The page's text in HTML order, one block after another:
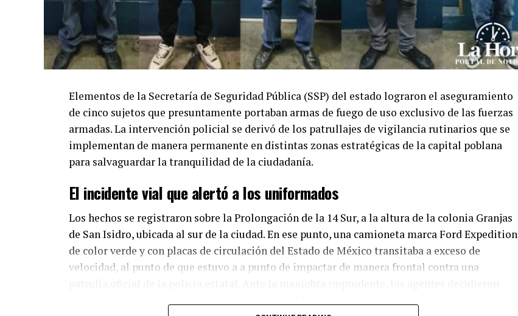
Elementos de la Secretaría de Seguridad Pública (SSP) del estado lograron el aseguramiento
de cinco sujetos que presuntamente portaban armas de fuego de uso exclusivo de las fuerzas
armadas. La intervención policial se derivó de los patrullajes de vigilancia rutinarios que se
implementan de manera permanente en distintas zonas estratégicas de la capital poblana
para salvaguardar la tranquilidad de la ciudadanía.
El incidente vial que alertó a los uniformados
Los hechos se registraron sobre la Prolongación de la 14 Sur, a la altura de la colonia Granjas
de San Isidro, ubicada al sur de la ciudad. En ese punto, una camioneta marca Ford Expedition
de color verde y con placas de circulación del Estado de México transitaba a exceso de
velocidad, al punto de que estuvo a a punto de impactar de manera frontal contra una